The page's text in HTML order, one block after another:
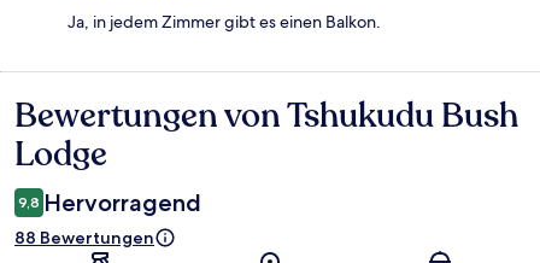
Ja, in jedem Zimmer gibt es einen Balkon.
Bewertungen
Bewertungen von Tshukudu Bush
Lodge
9,8 Hervorragend
88 Bewertungen